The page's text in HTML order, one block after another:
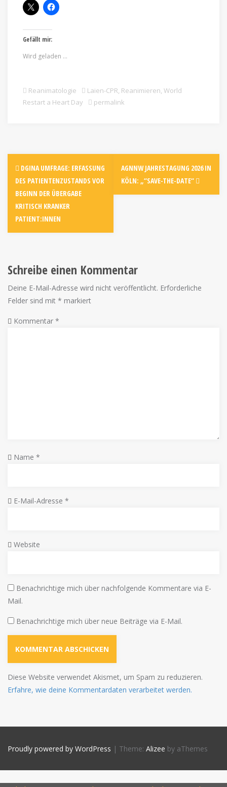
Gefällt mir:
Wird geladen …
Reanimatologie Laien-CPR, Reanimieren, World
Restart a Heart Day
permalink
DGINA UMFRAGE: ERFASSUNG
DES PATIENTENZUSTANDS VOR
BEGINN DER ÜBERGABE
KRITISCH KRANKER
PATIENT:INNEN
AGNNW JAHRESTAGUNG 2026 IN
KÖLN: „“SAVE-THE-DATE“
Schreibe einen Kommentar
Deine E-Mail-Adresse wird nicht veröffentlicht. Erforderliche
Felder sind mit * markiert
Kommentar *
Name *
E-Mail-Adresse *
Website
Benachrichtige mich über nachfolgende Kommentare via E-
Mail.
Benachrichtige mich über neue Beiträge via E-Mail.
Diese Website verwendet Akismet, um Spam zu reduzieren.
Erfahre, wie deine Kommentardaten verarbeitet werden.
Proudly powered by WordPress | Theme: Alizee by aThemes